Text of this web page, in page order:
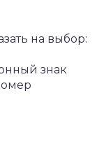
на выбор:
знак